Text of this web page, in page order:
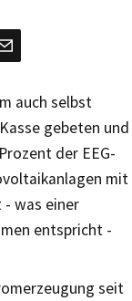
auch selbst
gebeten und
der EEG-
mit
was einer
entspricht -
seit